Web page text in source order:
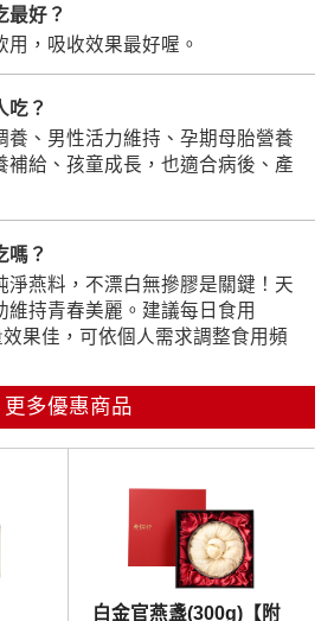
最好？
用，吸收效果最好喔。
吃？
養、男性活力維持、孕期母胎營養
補給、孩童成長，也適合病後、產
嗎？
淨燕料，不漂白無摻膠是關鍵！天
維持青春美麗。建議每日食用
果佳，可依個人需求調整食用頻
更多優惠商品
白金官燕盞(300g)【附